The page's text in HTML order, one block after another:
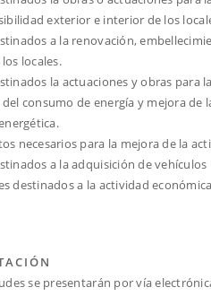
exterior e interior de los
a la renovación,
locales.
la actuaciones y obras para la
consumo de energía y mejora de
necesarios para la mejora de la
a la adquisición de vehículos
destinados a la actividad
se presentarán por vía